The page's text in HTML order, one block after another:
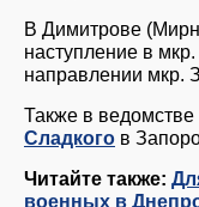
В Димитрове
наступление в
направлении мкр.
Также в ведомстве
Сладкого в
Читайте также:
военных в